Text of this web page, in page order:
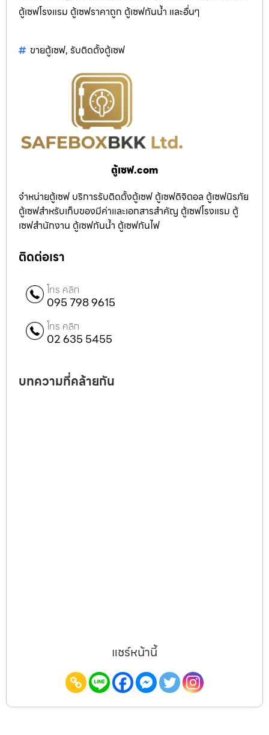
ตู้เซฟโรงแรม ตู้เซฟราคาถูก ตู้เซฟกันน้ำ และอื่นๆ
ขายตู้เซฟ, รับติดตั้งตู้เซฟ
ตู้เซฟ.com
จำหน่ายตู้เซฟ บริการรับติดตั้งตู้เซฟ ตู้เซฟดิจิตอล ตู้เซฟนิรภัย
ตู้เซฟสำหรับเก็บของมีค่าและเอกสารสำคัญ ตู้เซฟโรงแรม ตู้
เซฟสำนักงาน ตู้เซฟกันน้ำ ตู้เซฟกันไฟ
ติดต่อเรา
โทร คลิก
095 798 9615
โทร คลิก
02 635 5455
บทความที่คล้ายกัน
แชร์หน้านี้